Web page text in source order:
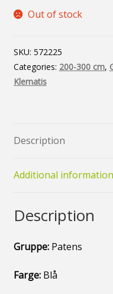
Vårløk og knoller
Nyheter
Personvernerklæring
Out of stock
SKU: 572225
Categories: 200-300 cm,
Klematis
Description
Additional information
Description
Gruppe: Patens
Farge: Blå